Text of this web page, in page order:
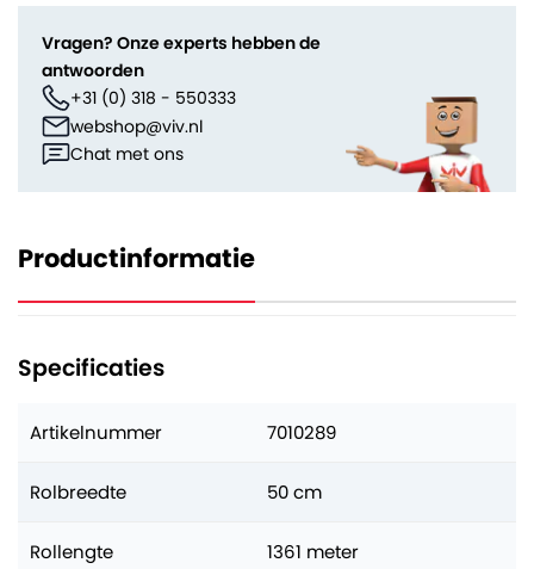
Vragen? Onze experts hebben de
antwoorden
+31 (0) 318 - 550333
webshop@viv.nl
Chat met ons
Productinformatie
Specificaties
Artikelnummer 7010289
Rolbreedte 50 cm
Rollengte 1361 meter